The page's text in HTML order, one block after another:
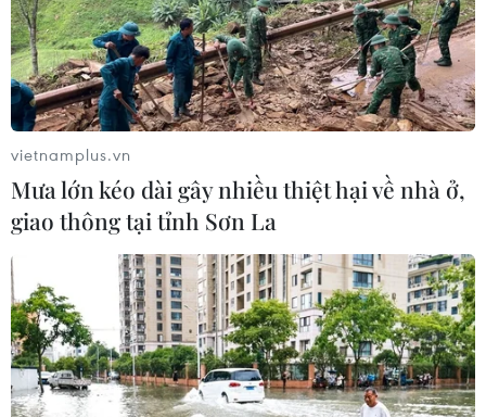
vietnamplus.vn
Mưa lớn kéo dài gây nhiều thiệt hại về nhà ở,
giao thông tại tỉnh Sơn La